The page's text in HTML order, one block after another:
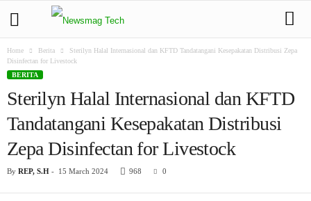
Home Berita
Sterilyn Halal Internasional dan KFTD Tandatangani Kesepakatan Distribusi Zepa
Disinfectan for Livestock
BERITA
Sterilyn Halal Internasional dan KFTD
Tandatangani Kesepakatan Distribusi
Zepa Disinfectan for Livestock
By REP, S.H - 15 March 2024 968 0